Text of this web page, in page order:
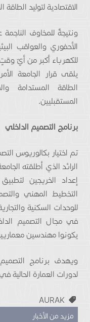
الاقتصادية لتوليد الطاقة
ونتيجةً للمخاوف
الأحفوري والعواقب
للكهرباء أكبر من أيّ
يلقى قرار الجامعة
الطاقة المستدامة
المستقبليين.
برنامج التصميم الداخلي
تم اختيار بكالوريوس
الرائد الذي أطلقته
إعداد الخريجين
التخطيط المهني
للوحدات السكنية
في مجال التصميم
يكونوا مهندسين
ويهدف برنامج
لدورات العمارة الحالية
مزيد من الأخبار